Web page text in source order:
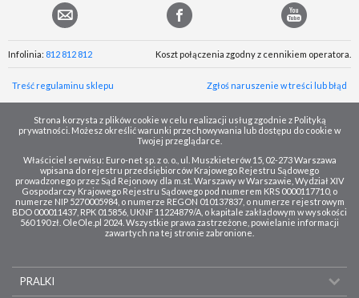
Infolinia: 812 812 812 Koszt połączenia zgodny z cennikiem operatora.
Treść regulaminu sklepu Zgłoś naruszenie w treści lub błąd
Strona korzysta z plików cookie w celu realizacji usług zgodnie z Polityką
prywatności. Możesz określić warunki przechowywania lub dostępu do cookie w
Twojej przeglądarce.
Właściciel serwisu: Euro-net sp. z o. o., ul. Muszkieterów 15, 02-273 Warszawa
wpisana do rejestru przedsiębiorców Krajowego Rejestru Sądowego
prowadzonego przez Sąd Rejonowy dla m.st. Warszawy w Warszawie, Wydział XIV
Gospodarczy Krajowego Rejestru Sądowego pod numerem KRS 0000117710, o
numerze NIP 5270005984, o numerze REGON 010137837, o numerze rejestrowym
BDO 000011437, RPK 015856, UKNF 11224879/A, o kapitale zakładowym w wysokości
560 190 zł. OleOle.pl 2024. Wszystkie prawa zastrzeżone, powielanie informacji
zawartych na tej stronie zabronione.
PRALKI